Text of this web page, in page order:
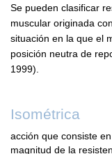
Se pueden clasificar
muscular originada
situación en la que el
posición neutra de
1999).
Isométrica
acción que consiste
magnitud de la